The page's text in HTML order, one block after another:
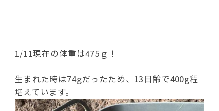
1/11現在の体重は475ｇ！
生まれた時は74gだったため、13日齢で400g程
増えています。